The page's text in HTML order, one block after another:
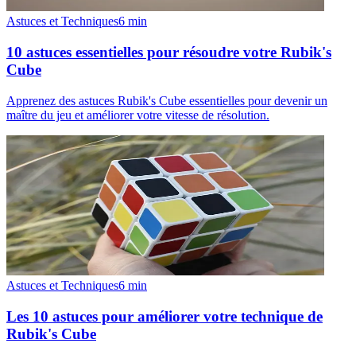
Astuces et Techniques6 min
10 astuces essentielles pour résoudre votre Rubik's
Cube
Apprenez des astuces Rubik's Cube essentielles pour devenir un
maître du jeu et améliorer votre vitesse de résolution.
Astuces et Techniques6 min
Les 10 astuces pour améliorer votre technique de
Rubik's Cube